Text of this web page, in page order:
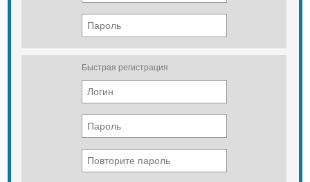
Быстрая регистрация